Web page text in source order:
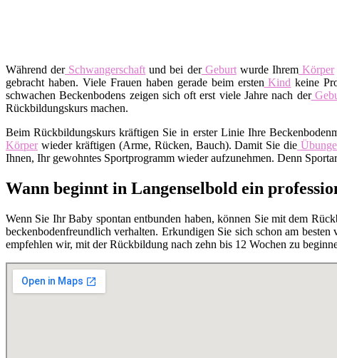
Während derSchwangerschaft und bei derGeburtwurde IhremKörper
gebracht haben. Viele Frauen haben gerade beim ersten Kind keine
schwachen Beckenbodens zeigen sich oft erst viele Jahre nach der
Rückbildungskurs machen.
Beim Rückbildungskurs kräftigen Sie in erster Linie Ihre
Körperwieder kräftigen (Arme, Rücken, Bauch). Damit Sie die
Ihnen, Ihr gewohntes Sportprogramm wieder aufzunehmen. Denn
Wann beginnt in Langenselbold ein
Wenn Sie Ihr Baby spontan entbunden haben, können Sie mit dem
beckenbodenfreundlich verhalten. Erkundigen Sie sich schon am
empfehlen wir, mit der Rückbildung nach zehn bis 12 Wochen zu